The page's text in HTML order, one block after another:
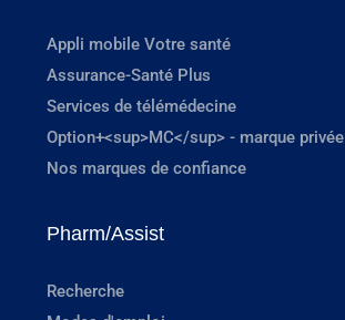
Appli mobile Votre santé
Assurance-Santé Plus
Services de télémédecine
Option+<sup>MC</sup> - marque privée
Nos marques de confiance
Pharm/Assist
Recherche